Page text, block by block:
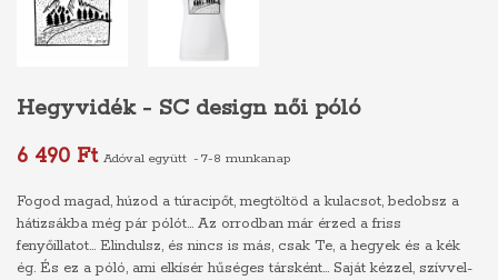
Hegyvidék - SC design női póló
6 490 Ft Adóval együtt 7-8 munkanap
Fogod magad, húzod a túracipőt, megtöltöd a kulacsot, bedobsz a
hátizsákba még pár pólót... Az orrodban már érzed a friss
fenyőillatot... Elindulsz, és nincs is más, csak Te, a hegyek és a kék
ég. És ez a póló, ami elkísér hűséges társként... Saját kézzel, szívvel-